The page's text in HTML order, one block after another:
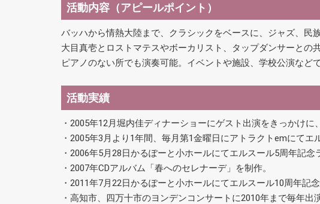
活動内容（アピールポイント）
バッハから情熱大陸まで、クラシックをベースに、ジャズ、民
大目真壱とロストマテスやボーカリスト、タップダンサーとの共
ピアノのない所でも演奏可能。イベントや施設、学校公演などで
活動実績
・2005年12月堀内佳ディナーショーにゲスト出演をきっかけに
・2005年3月より1年間、毎月第1金曜日にアトラクトemにてエ
・2006年5月28日かるぽーと小ホールにてエルスール5周年記念
・2007年CDアルバム「春へのセレナーデ」を制作。
・2011年7月22日かるぽーと小ホールにてエルスール10周年記
・高知市、四万十市のヨンデンコンサートに2010年まで毎年出演